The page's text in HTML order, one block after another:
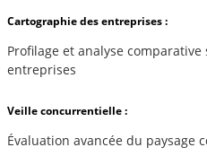
Cartographie des entreprises :
Profilage et analyse
entreprises
Veille concurrentielle :
Évaluation avancée du paysage